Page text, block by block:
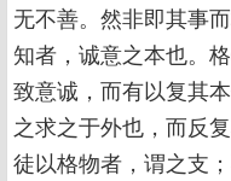
无不善。然非即其事
知者，诚意之本也。
致意诚，而有以复其
之求之于外也，而反
徒以格物者，谓之支